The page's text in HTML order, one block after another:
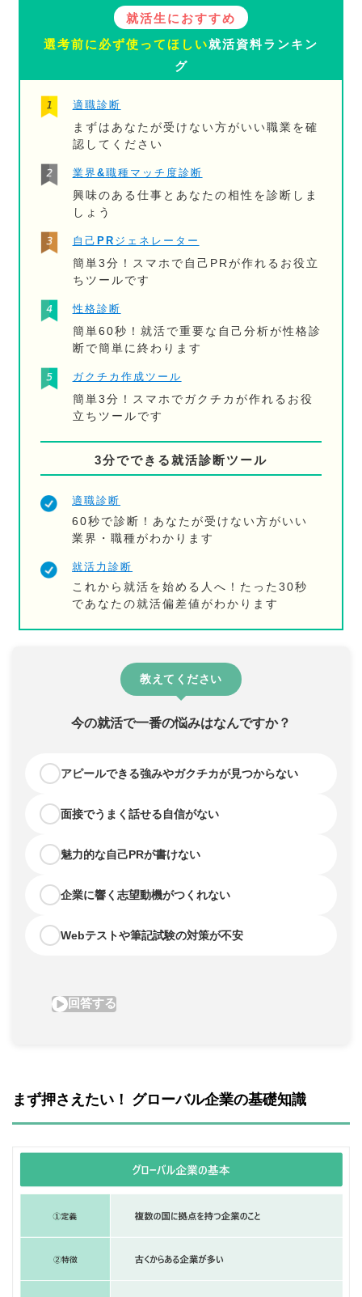
就活生におすすめ
選考前に必ず使ってほしい就活資料ランキン
グ
適職診断
まずはあなたが受けない方がいい職業を確
認してください
業界&職種マッチ度診断
興味のある仕事とあなたの相性を診断しま
しょう
自己PRジェネレーター
簡単3分！スマホで自己PRが作れるお役立
ちツールです
性格診断
簡単60秒！就活で重要な自己分析が性格診
断で簡単に終わります
ガクチカ作成ツール
簡単3分！スマホでガクチカが作れるお役
立ちツールです
3分でできる就活診断ツール
適職診断
60秒で診断！あなたが受けない方がいい
業界・職種がわかります
就活力診断
これから就活を始める人へ！たった30秒
であなたの就活偏差値がわかります
まず押さえたい！ グローバル企業の基礎知識